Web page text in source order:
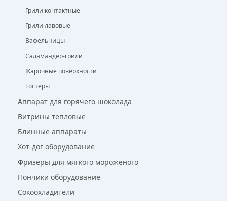
Грили контактные
Грили лавовые
Вафельницы
Саламандер-грили
Жарочные поверхности
Тостеры
Аппарат для горячего шоколада
Витрины тепловые
Блинные аппараты
Хот-дог оборудование
Фризеры для мягкого мороженого
Пончики оборудование
Сокоохладители